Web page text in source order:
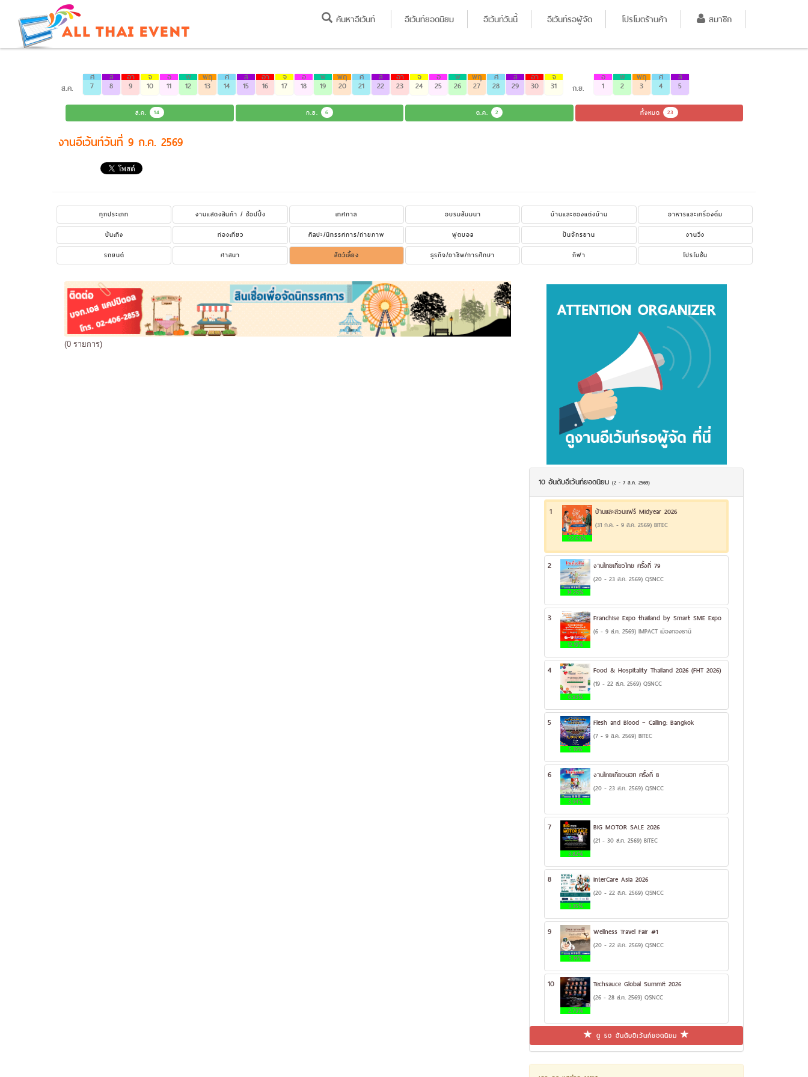
ค้นหาอีเว้นท์ อีเว้นท์ยอดนิยม อีเว้นท์วันนี้ อีเว้นท์รอผู้จัด โปรโมตร้านค้า สมาชิก
ส.ค.
ศ
7
ส
8
อา
9
จ
10
อ
11
พ
12
พฤ
13
ศ
14
ส
15
อา
16
จ
17
อ
18
พ
19
พฤ
20
ศ
21
ส
22
อา
23
จ
24
อ
25
พ
26
พฤ
27
ศ
28
ส
29
อา
30
จ
31 ก.ย.
อ
1
พ
2
พฤ
3
ศ
4
ส
5
ส.ค. 14 ก.ย. 6 ต.ค. 2 ทั้งหมด 23
งานอีเว้นท์วันที่ 9 ก.ค. 2569
ทุกประเภท งานแสดงสินค้า / ช้อปปิ้ง เทศกาล อบรมสัมมนา บ้านและของแต่งบ้าน
อาหารและเครื่องดื่ม
บันเทิง
ท่องเที่ยว ศิลปะ/นิทรรศการ/ถ่ายภาพ ฟุตบอล ปั่นจักรยาน
งานวิ่ง
รถยนต์
ศาสนา สัตว์เลี้ยง ธุรกิจ/อาชีพ/การศึกษา กีฬา โปรโมชั่น
(0 รายการ)
10 อันดับอีเว้นท์ยอดนิยม(2 - 7 ส.ค. 2569)
1
22.63%
บ้านและสวนแฟร์ Midyear 2026
(31 ก.ค. - 9 ส.ค. 2569) BITEC
2
14.26%
งานไทยเที่ยวไทย ครั้งที่ 79
(20 - 23 ส.ค. 2569) QSNCC
3
12.19%
Franchise Expo thailand by Smart SME Expo
(6 - 9 ส.ค. 2569) IMPACT เมืองทองธานี
4
6.93%
Food & Hospitality Thailand 2026 (FHT 2026)
(19 - 22 ส.ค. 2569) QSNCC
5
5.19%
Flesh and Blood – Calling: Bangkok
(7 - 9 ส.ค. 2569) BITEC
6
3.94%
งานไทยเที่ยวนอก ครั้งที่ 8
(20 - 23 ส.ค. 2569) QSNCC
7
3.82%
BIG MOTOR SALE 2026
(21 - 30 ส.ค. 2569) BITEC
8
3.35%
InterCare Asia 2026
(20 - 22 ส.ค. 2569) QSNCC
9
3.14%
Wellness Travel Fair #1
(20 - 22 ส.ค. 2569) QSNCC
10
2.79%
Techsauce Global Summit 2026
(26 - 28 ส.ค. 2569) QSNCC
ดู 50 อันดับอีเว้นท์ยอดนิยม